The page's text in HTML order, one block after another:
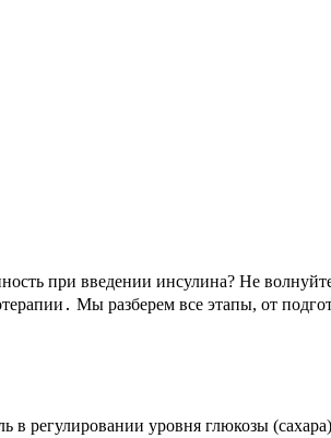
при введении инсулина? Не
Мы разберем все этапы, от
уровня глюкозы